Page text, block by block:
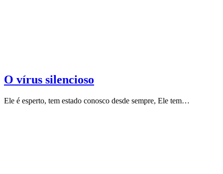
O vírus silencioso
Ele é esperto, tem estado conosco desde sempre, Ele tem…